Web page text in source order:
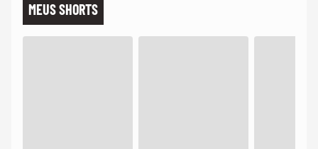
MEUS SHORTS